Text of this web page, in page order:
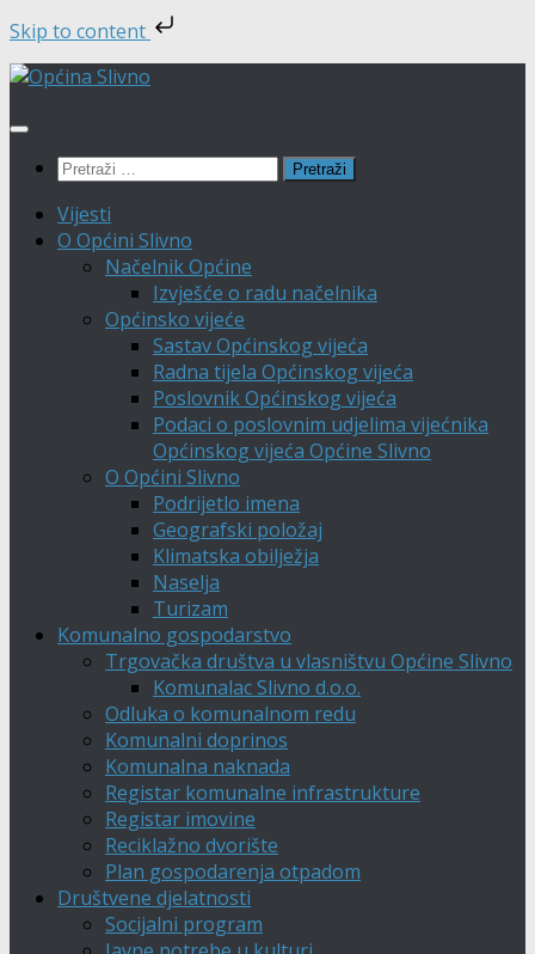
Skip to content
Skip
content
Pretraži:
Vijesti
O Općini Slivno
Načelnik Općine
Izvješće o radu načelnika
Općinsko vijeće
Sastav Općinskog vijeća
Radna tijela Općinskog vijeća
Poslovnik Općinskog vijeća
Podaci o poslovnim udjelima vijećnika
Općinskog vijeća Općine Slivno
O Općini Slivno
Podrijetlo imena
Geografski položaj
Klimatska obilježja
Naselja
Turizam
Komunalno gospodarstvo
Trgovačka društva u vlasništvu Općine Slivno
Komunalac Slivno d.o.o.
Odluka o komunalnom redu
Komunalni doprinos
Komunalna naknada
Registar komunalne infrastrukture
Registar imovine
Reciklažno dvorište
Plan gospodarenja otpadom
Društvene djelatnosti
Socijalni program